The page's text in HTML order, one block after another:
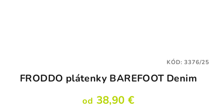
FRODDO plátenky BAREFOOT Denim
od 38,90 €
KÓD:3376/25